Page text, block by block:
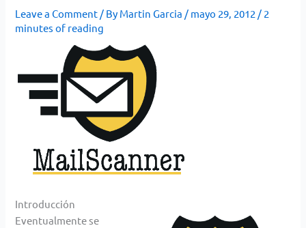
Leave a Comment / By Martin Garcia / mayo 29, 2012 / 2
minutes of reading
Introducción
Eventualmente se